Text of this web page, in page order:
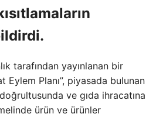
tarafından yayınlanan bir
Eylem Planı”, piyasada bulunan
ve gıda ihracatına
ürün ve ürünler